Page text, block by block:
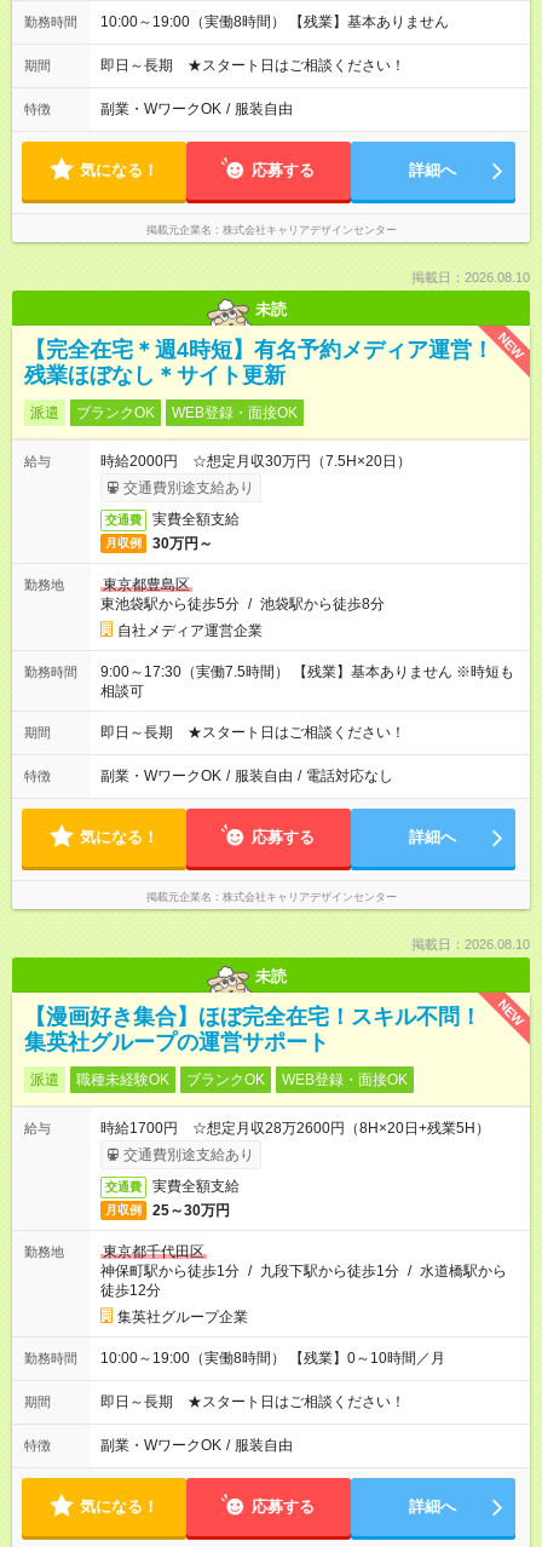
勤務時間 10:00～19:00（実働8時間） 【残業】基本ありません
期間 即日～長期 ★スタート日はご相談ください！
特徴 副業・WワークOK / 服装自由
気になる！ 応募する 詳細へ
掲載元企業名 株式会社キャリアデザインセンター
掲載日：2026.08.10
未読
NEW
【完全在宅＊週4時短】有名予約メディア運営！
残業ほぼなし＊サイト更新
派遣 ブランクOK WEB登録・面接OK
給与
時給2000円 ☆想定月収30万円（7.5H×20日）
交通費別途支給あり
交通費 実費全額支給
月収例 30万円～
勤務地
東京都豊島区
東池袋駅から徒歩5分 / 池袋駅から徒歩8分
自社メディア運営企業
勤務時間
9:00～17:30（実働7.5時間） 【残業】基本ありません ※時短も
相談可
期間 即日～長期 ★スタート日はご相談ください！
特徴 副業・WワークOK / 服装自由 / 電話対応なし
気になる！ 応募する 詳細へ
掲載元企業名 株式会社キャリアデザインセンター
掲載日：2026.08.10
未読
NEW
【漫画好き集合】ほぼ完全在宅！スキル不問！
集英社グループの運営サポート
派遣 職種未経験OK ブランクOK WEB登録・面接OK
給与
時給1700円 ☆想定月収28万2600円（8H×20日+残業5H）
交通費別途支給あり
交通費 実費全額支給
月収例 25～30万円
勤務地
東京都千代田区
神保町駅から徒歩1分 / 九段下駅から徒歩1分 / 水道橋駅から
徒歩12分
集英社グループ企業
勤務時間 10:00～19:00（実働8時間） 【残業】0～10時間／月
期間 即日～長期 ★スタート日はご相談ください！
特徴 副業・WワークOK / 服装自由
気になる！ 応募する 詳細へ